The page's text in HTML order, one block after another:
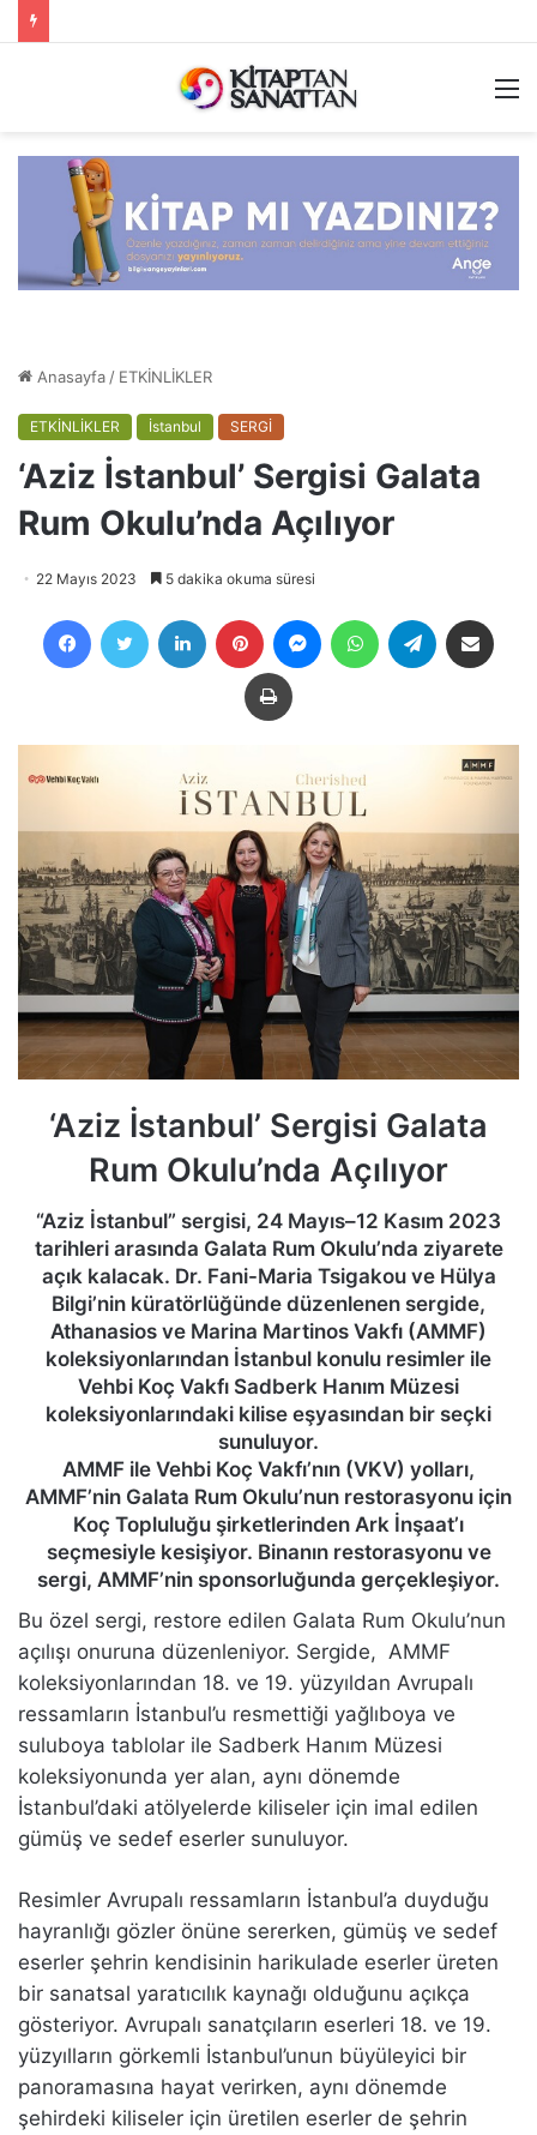
Anasayfa / ETKİNLİKLER
ETKİNLİKLER İstanbul SERGİ
‘Aziz İstanbul’ Sergisi Galata
Rum Okulu’nda Açılıyor
22 Mayıs 2023 5 dakika okuma süresi
FacebookTwitter LinkedIn Pinterest MessengerWhatsAppTelegram
Yazdır
‘Aziz İstanbul’ Sergisi Galata
Rum Okulu’nda Açılıyor
“Aziz İstanbul” sergisi, 24 Mayıs–12 Kasım 2023
tarihleri arasında Galata Rum Okulu’nda ziyarete
açık kalacak. Dr. Fani-Maria Tsigakou ve Hülya
Bilgi’nin küratörlüğünde düzenlenen sergide,
Athanasios ve Marina Martinos Vakfı (AMMF)
koleksiyonlarından İstanbul konulu resimler ile
Vehbi Koç Vakfı Sadberk Hanım Müzesi
koleksiyonlarındaki kilise eşyasından bir seçki
sunuluyor.
AMMF ile Vehbi Koç Vakfı’nın (VKV) yolları,
AMMF’nin Galata Rum Okulu’nun restorasyonu için
Koç Topluluğu şirketlerinden Ark İnşaat’ı
seçmesiyle kesişiyor. Binanın restorasyonu ve
sergi, AMMF’nin sponsorluğunda gerçekleşiyor.
Bu özel sergi, restore edilen Galata Rum Okulu’nun
açılışı onuruna düzenleniyor. Sergide, AMMF
koleksiyonlarından 18. ve 19. yüzyıldan Avrupalı
ressamların İstanbul’u resmettiği yağlıboya ve
suluboya tablolar ile Sadberk Hanım Müzesi
koleksiyonunda yer alan, aynı dönemde
İstanbul’daki atölyelerde kiliseler için imal edilen
gümüş ve sedef eserler sunuluyor.
Resimler Avrupalı ressamların İstanbul’a duyduğu
hayranlığı gözler önüne sererken, gümüş ve sedef
eserler şehrin kendisinin harikulade eserler üreten
bir sanatsal yaratıcılık kaynağı olduğunu açıkça
gösteriyor. Avrupalı sanatçıların eserleri 18. ve 19.
yüzyılların görkemli İstanbul’unun büyüleyici bir
panoramasına hayat verirken, aynı dönemde
şehirdeki kiliseler için üretilen eserler de şehrin